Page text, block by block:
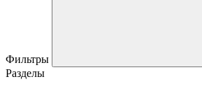
Фильтры
Разделы